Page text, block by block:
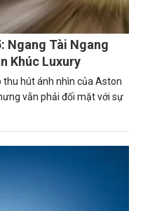
Ngang Tài Ngang
Khúc Luxury
thu hút ánh nhìn của Aston
vẫn phải đối mặt với sự